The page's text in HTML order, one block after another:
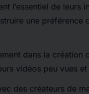
l’essentiel de leurs
une préférence
dans la
vidéos peu vues
des créateurs de